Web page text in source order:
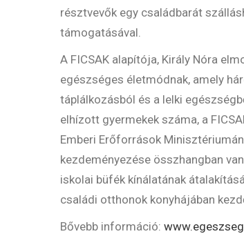
résztvevők egy családbarát
támogatásával.
A FICSAK alapítója, Király Nóra
egészséges életmódnak, amely
táplálkozásból és a lelki
elhízott gyermekek száma, a
Emberi Erőforrások
kezdeményezése összhangban
iskolai büfék kínálatának
családi otthonok konyhájában
Bővebb információ: